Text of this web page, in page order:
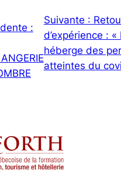
:
Suivante :
d’expérience :
héberge des
atteintes du